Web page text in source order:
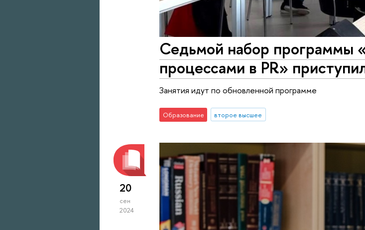
Седьмой набор программы
процессами в PR»
Занятия идут по обновленной программе
Образование второе высшее
20
сен
2024